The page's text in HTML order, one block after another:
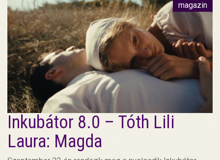
magazin
Inkubátor 8.0 – Tóth Lili
Laura: Magda